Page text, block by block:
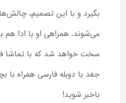
بگیرد و با این تصمیم،
می‌شوند. همراهی او با ادا هم
سخت خواهد شد که با تماشا
جغد با دوبله فارسی همراه با
باخبر شوید!